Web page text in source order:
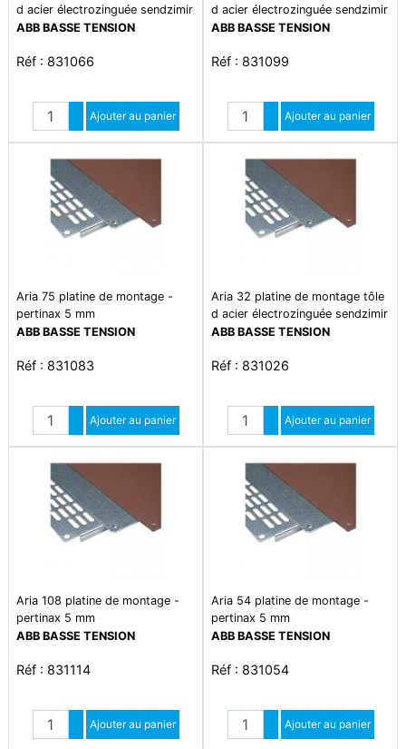
d acier électrozinguée sendzimir
2mm
ABB BASSE TENSION
Réf : 831066
Quantité
Augmenter quantité
Diminuer quantité
Ajouter au panier
d acier électrozinguée sendzimir
2mm
ABB BASSE TENSION
Réf : 831099
Quantité
Augmenter quantité
Diminuer quantité
Ajouter au panier
Aria 75 platine de montage -
pertinax 5 mm
ABB BASSE TENSION
Réf : 831083
Quantité
Augmenter quantité
Diminuer quantité
Ajouter au panier
Aria 32 platine de montage tôle
d acier électrozinguée sendzimir
2mm
ABB BASSE TENSION
Réf : 831026
Quantité
Augmenter quantité
Diminuer quantité
Ajouter au panier
Aria 108 platine de montage -
pertinax 5 mm
ABB BASSE TENSION
Réf : 831114
Quantité
Augmenter quantité
Diminuer quantité
Ajouter au panier
Aria 54 platine de montage -
pertinax 5 mm
ABB BASSE TENSION
Réf : 831054
Quantité
Augmenter quantité
Diminuer quantité
Ajouter au panier